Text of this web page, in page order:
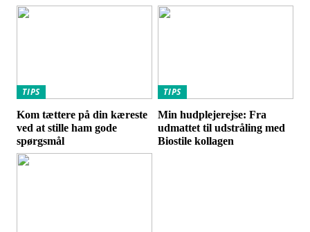
TIPS
Kom tættere på din kæreste
ved at stille ham gode
spørgsmål
TIPS
Min hudplejerejse: Fra
udmattet til udstråling med
Biostile kollagen